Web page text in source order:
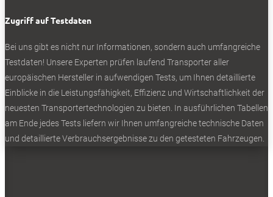
Zugriff auf Testdaten
Bei uns gibt es nicht nur Informationen, sondern auch umfangreiche
Testdaten! Unsere Experten prüfen laufend Transporter aller
europäischen Hersteller in aufwendigen Tests, um Ihnen detaillierte
Einblicke in die Leistungsfähigkeit, Effizienz und Wirtschaftlichkeit der
neuesten Transportertechnologien zu bieten. In ausführlichen Tabellen
am Ende jedes Tests liefern wir Ihnen umfangreiche technische Daten
und detaillierte Verbrauchsergebnisse zu den getesteten Fahrzeugen.